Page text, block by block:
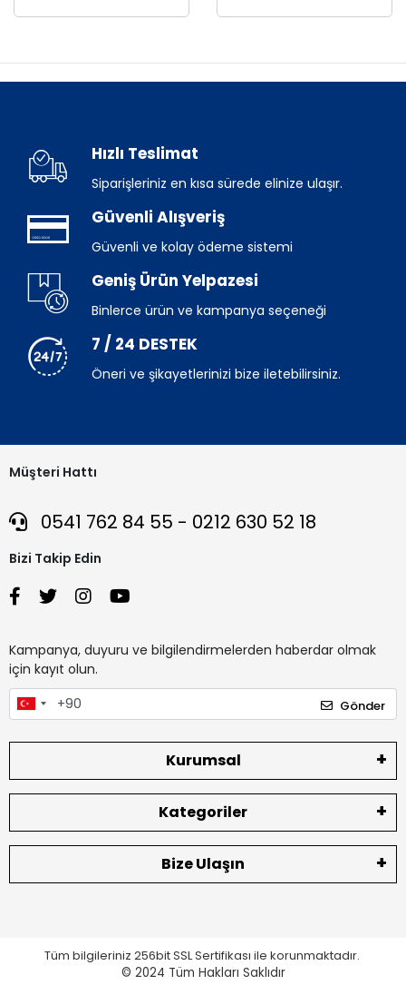
Hızlı Teslimat
Siparişleriniz en kısa sürede elinize ulaşır.
Güvenli Alışveriş
Güvenli ve kolay ödeme sistemi
Geniş Ürün Yelpazesi
Binlerce ürün ve kampanya seçeneği
7 / 24 DESTEK
Öneri ve şikayetlerinizi bize iletebilirsiniz.
Müşteri Hattı
0541 762 84 55 - 0212 630 52 18
Bizi Takip Edin
Kampanya, duyuru ve bilgilendirmelerden haberdar olmak
için kayıt olun.
Gönder
Kurumsal
Kategoriler
Bize Ulaşın
Tüm bilgileriniz 256bit SSL Sertifikası ile korunmaktadır.
© 2024 Tüm Hakları Saklıdır